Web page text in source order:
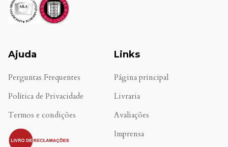
Ajuda
Perguntas Frequentes
Política de Privacidade
Termos e condições
.
Links
Página principal
Livraria
Avaliações
Imprensa